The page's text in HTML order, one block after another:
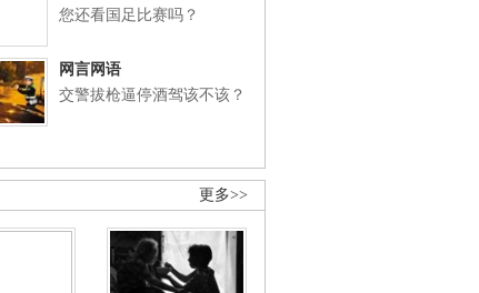
您还看国足比赛吗？
网言网语
交警拔枪逼停酒驾该不该？
更多>>